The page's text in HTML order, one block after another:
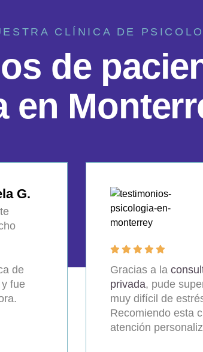
CLÍNICA DE
os de pacie
en Monterr
G.
de
fue
Gracias a la
privada, pude
muy difícil de
Recomiendo esta
atención